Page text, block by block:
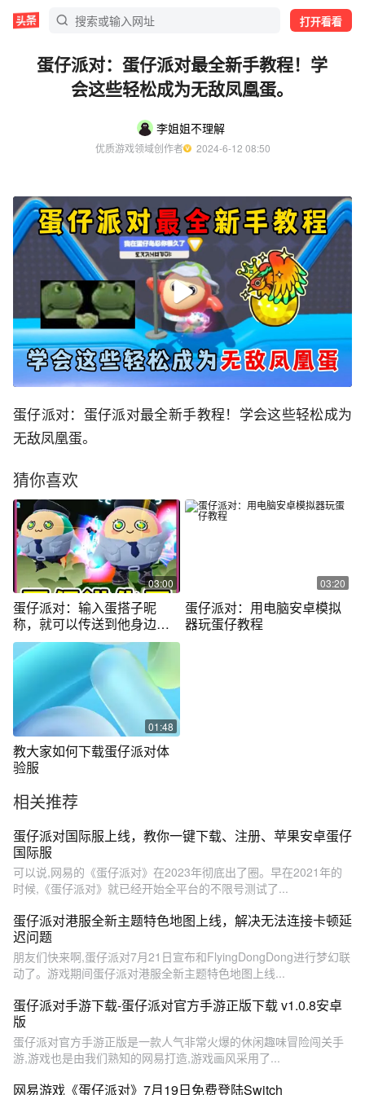
打开看看
蛋仔派对：蛋仔派对最全新手教程！学
会这些轻松成为无敌凤凰蛋。
李姐姐不理解
优质游戏领域创作者
  2024-6-12 08:50
蛋仔派对：蛋仔派对最全新手教程！学会这些轻松成为
无敌凤凰蛋。
猜你喜欢
03:00
蛋仔派对：输入蛋搭子昵
称，就可以传送到他身边？
蛋仔又进化了
03:20
蛋仔派对：用电脑安卓模拟
器玩蛋仔教程
01:48
教大家如何下载蛋仔派对体
验服
相关推荐
蛋仔派对国际服上线，教你一键下载、注册、苹果安卓蛋仔
国际服
可以说,网易的《蛋仔派对》在2023年彻底出了圈。早在2021年的
时候,《蛋仔派对》就已经开始全平台的不限号测试了...
蛋仔派对港服全新主题特色地图上线，解决无法连接卡顿延
迟问题
朋友们快来啊,蛋仔派对7月21日宣布和FlyingDongDong进行梦幻联
动了。游戏期间蛋仔派对港服全新主题特色地图上线...
蛋仔派对手游下载-蛋仔派对官方手游正版下载 v1.0.8安卓
版
蛋仔派对官方手游正版是一款人气非常火爆的休闲趣味冒险闯关手
游,游戏也是由我们熟知的网易打造,游戏画风采用了...
网易游戏《蛋仔派对》7月19日免费登陆Switch